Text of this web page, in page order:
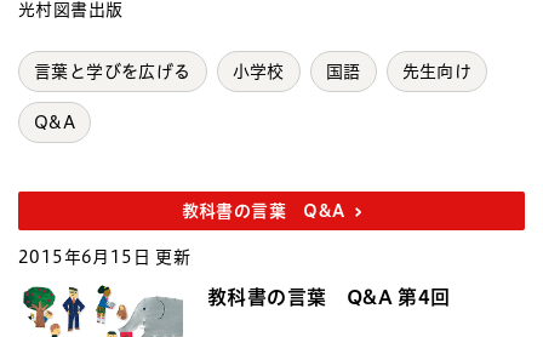
光村図書出版
言葉と学びを広げる 小学校 国語 先生向け
Q&A
教科書の言葉 Q&A
2015年6月15日 更新
教科書の言葉 Q&A 第4回